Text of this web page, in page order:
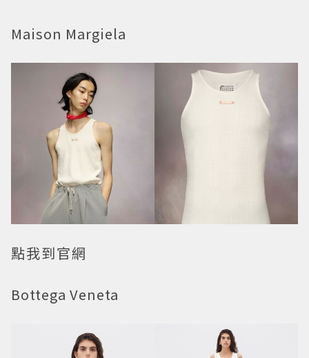
Maison Margiela
點我到官網
Bottega Veneta